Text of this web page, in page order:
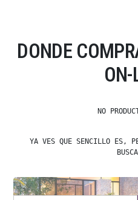
DONDE
NO
YA VES QUE SENCILLO ES,